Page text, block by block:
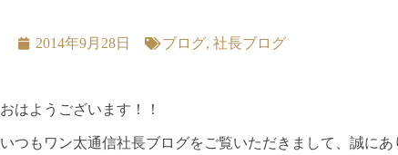
2014年9月28日 ブログ, 社長ブログ
おはようございます！！
いつもワン太通信社長ブログをご覧いただきまして、誠にあ